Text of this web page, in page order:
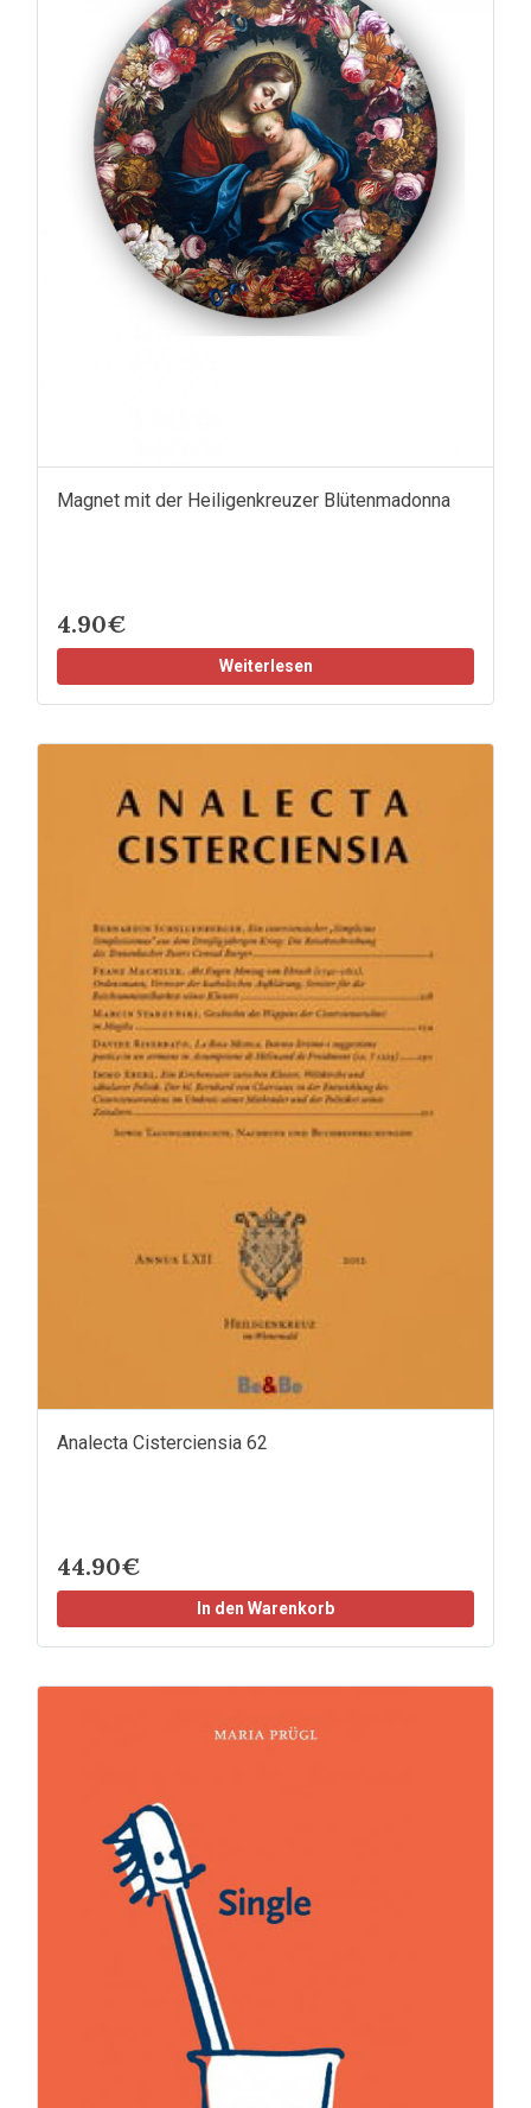
Magnet mit der Heiligenkreuzer Blütenmadonna
4.90€
Weiterlesen
Analecta Cisterciensia 62
44.90€
In den Warenkorb